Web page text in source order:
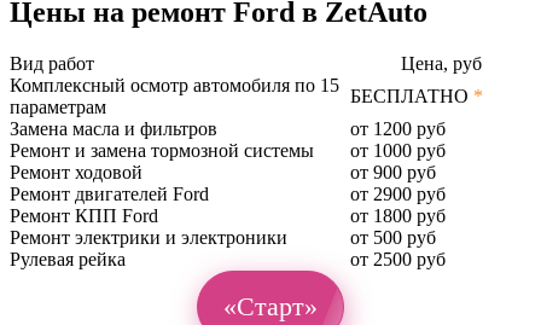
Цены на ремонт Ford в ZetAuto
Вид работ
Цена, руб
Комплексный осмотр автомобиля по 15
параметрам
БЕСПЛАТНО *
Замена масла и фильтров
от 1200 руб
Ремонт и замена тормозной системы
от 1000 руб
Ремонт ходовой
от 900 руб
Ремонт двигателей Ford
от 2900 руб
Ремонт КПП Ford
от 1800 руб
Ремонт электрики и электроники
от 500 руб
Рулевая рейка
от 2500 руб
«Старт»